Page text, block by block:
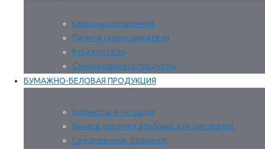
Карманы прозрачные
Папки и скоросшиватели
Разделители
Самоклеящиеся продукты
БУМАЖНО-БЕЛОВАЯ ПРОДУКЦИЯ
Блокноты и тетради
Бумага, картон и альбомы для рисования
Ежедневники, планинги